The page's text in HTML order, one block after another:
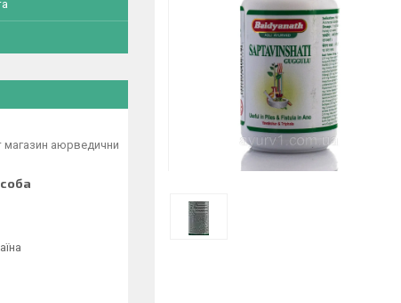
магазин аюрведични